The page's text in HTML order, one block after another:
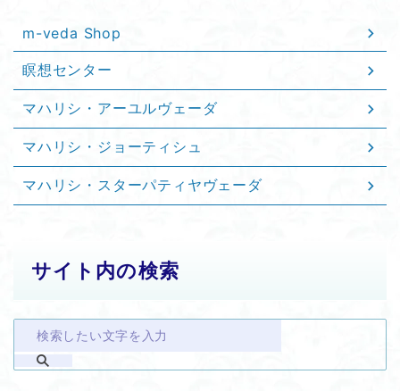
m-veda Shop
瞑想センター
マハリシ・アーユルヴェーダ
マハリシ・ジョーティシュ
マハリシ・スターパティヤヴェーダ
サイト内の検索